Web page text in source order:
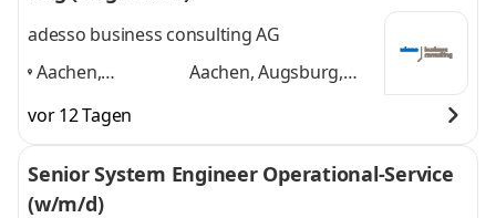
adesso business consulting AG
Aachen,
Bonn, Bremen,
Dortmund,
Aachen, Augsburg,
weitere
vor 12 Tagen
Senior System Engineer Operational-Service
(w/m/d)